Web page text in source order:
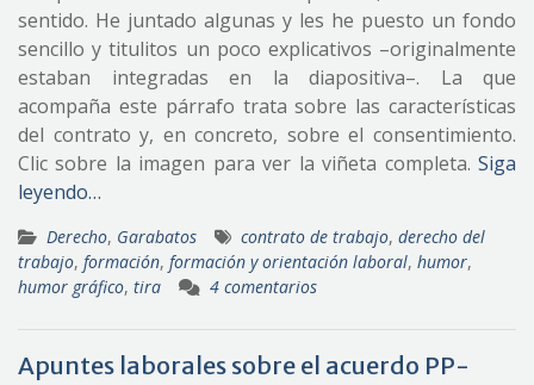
sentido. He juntado algunas y les he puesto un fondo
sencillo y titulitos un poco explicativos –originalmente
estaban integradas en la diapositiva–. La que
acompaña este párrafo trata sobre las características
del contrato y, en concreto, sobre el consentimiento.
Clic sobre la imagen para ver la viñeta completa. Siga
leyendo…
Derecho, Garabatos contrato de trabajo, derecho del
trabajo, formación, formación y orientación laboral, humor,
humor gráfico, tira 4 comentarios
Apuntes laborales sobre el acuerdo PP-